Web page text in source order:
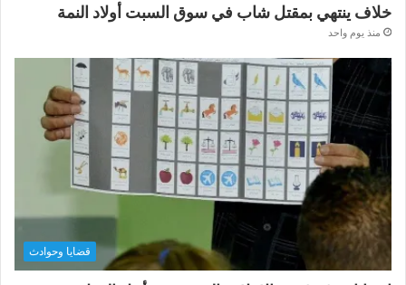
خلاف ينتهي بمقتل شاب في سوق السبت أولاد النمة
منذ يوم واحد
قضايا وحوادث